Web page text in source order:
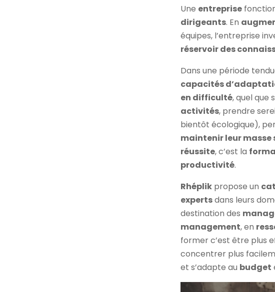
Une entreprise
dirigeants. En
équipes, l’entreprise
réservoir des
Dans une période
capacités
en difficulté, quel que
activités, prendre
bientôt écologique),
maintenir leur masse
réussite, c’est la
productivité.
Rhéplik propose un
expertsdans leurs
destination des
management, en
former c’est être plus
concentrer plus
et s’adapte au budget